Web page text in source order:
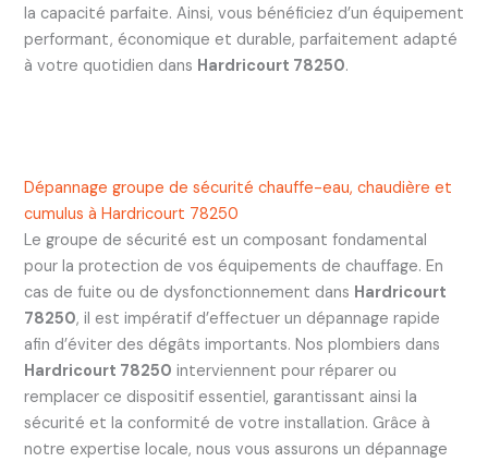
la capacité parfaite. Ainsi, vous bénéficiez d’un équipement
performant, économique et durable, parfaitement adapté
à votre quotidien dans Hardricourt 78250.
Dépannage groupe de sécurité chauffe-eau, chaudière et
cumulus à Hardricourt 78250
Le groupe de sécurité est un composant fondamental
pour la protection de vos équipements de chauffage. En
cas de fuite ou de dysfonctionnement dans Hardricourt
78250, il est impératif d’effectuer un dépannage rapide
afin d’éviter des dégâts importants. Nos plombiers dans
Hardricourt 78250 interviennent pour réparer ou
remplacer ce dispositif essentiel, garantissant ainsi la
sécurité et la conformité de votre installation. Grâce à
notre expertise locale, nous vous assurons un dépannage